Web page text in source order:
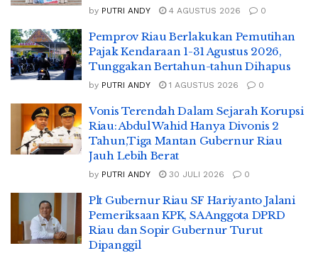
by PUTRI ANDY 4 AGUSTUS 2026 0
Pemprov Riau Berlakukan Pemutihan
Pajak Kendaraan 1-31 Agustus 2026,
Tunggakan Bertahun-tahun Dihapus
by PUTRI ANDY 1 AGUSTUS 2026 0
Vonis Terendah Dalam Sejarah Korupsi
Riau: Abdul Wahid Hanya Divonis 2
Tahun,Tiga Mantan Gubernur Riau
Jauh Lebih Berat
by PUTRI ANDY 30 JULI 2026 0
Plt Gubernur Riau SF Hariyanto Jalani
Pemeriksaan KPK, SA Anggota DPRD
Riau dan Sopir Gubernur Turut
Dipanggil